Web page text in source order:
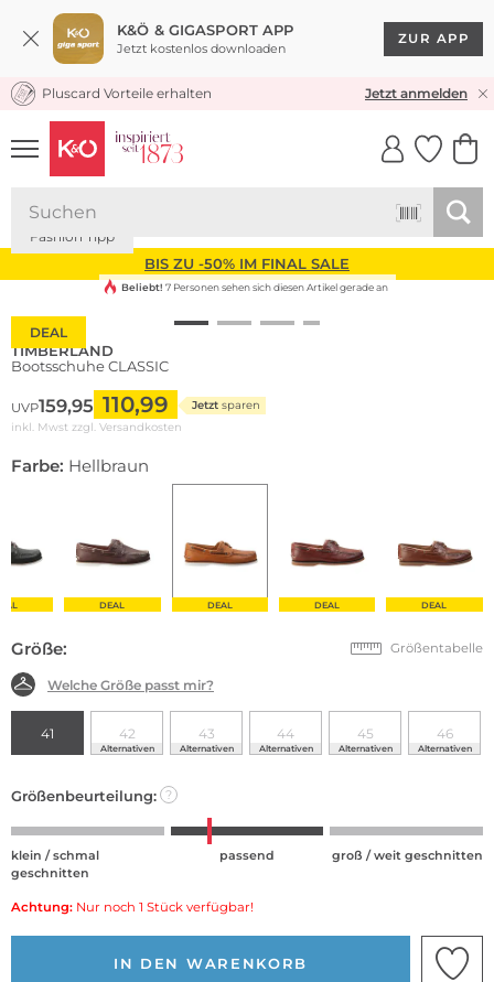
K&Ö & GIGASPORT APP
Jetzt kostenlos downloaden
ZUR APP
30 TAGE RÜCKGABERECHT
Pluscard Vorteile erhalten Jetzt anmelden
UNSERE APP
CLICK &
BIS ZU -50% IM FINAL SALE
DEAL
Fashion Tipp
Beliebt! 7 Personen sehen sich diesen Artikel gerade an
TIMBERLAND
Bootsschuhe CLASSIC
UVP159,95 110,99 Jetzt sparen
inkl. Mwst zzgl. Versandkosten
Farbe: Hellbraun
DEAL DEAL DEAL DEAL
Größe: Größentabelle
Welche Größe passt mir?
41 42
Alternativen
43
Alternativen
44
Alternativen
45
Alternativen
46
Alternativen
Größenbeurteilung: ?
klein / schmal
geschnitten
passend groß / weit geschnitten
Achtung: Nur noch 1 Stück verfügbar!
IN DEN WARENKORB